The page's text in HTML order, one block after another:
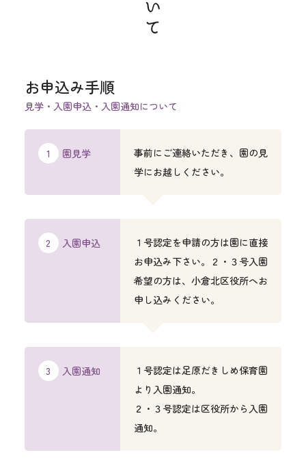
お申込み手順
見学・入園申込・入園通知について
園見学
事前にご連絡いただき、園の見
学にお越しください。
入園申込
１号認定を申請の方は園に直接
お申込み下さい。２・３号入園
希望の方は、小倉北区役所へお
申し込みください。
入園通知
１号認定は足原だきしめ保育園
より入園通知。
２・３号認定は区役所から入園
通知。